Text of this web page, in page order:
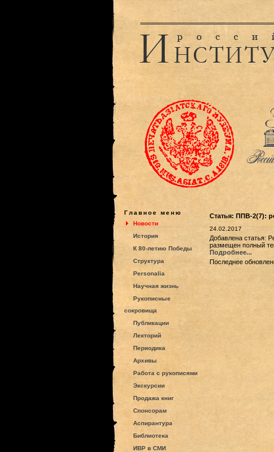
Главное меню
Новости
История
К 80-летию Победы
Структура
Personalia
Научная жизнь
Рукописные
сокровища
Публикации
Лекторий
Периодика
Архивы
Работа с рукописями
Экскурсии
Продажа книг
Спонсорам
Аспирантура
Библиотека
ИВР в СМИ
Статья: ППВ-2(7):
24.02.2017
Добавлена статья:
размещен полный
Подробнее...
Последнее